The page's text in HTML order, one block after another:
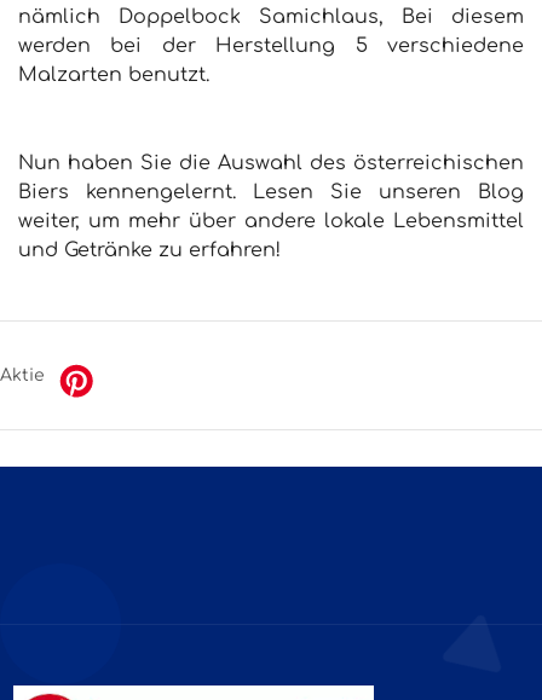
nämlich
Doppelbock Samichlaus, Bei diesem
werden bei der Herstellung 5 verschiedene
Malzarten benutzt.
Nun haben Sie die Auswahl des österreichischen
Biers kennengelernt. Lesen Sie unseren Blog
weiter, um mehr über andere lokale Lebensmittel
und Getränke zu erfahren!
Aktie